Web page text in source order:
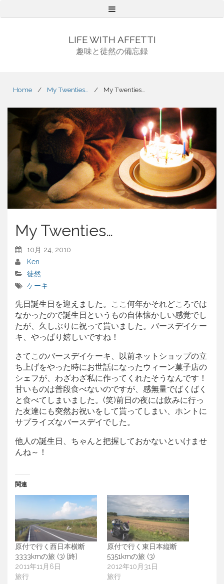
Menu
LIFE WITH AFFETTI
趣味と徒然の備忘録
Home / My Twenties… / My Twenties…
My Twenties…
10月 24, 2010
Ken
徒然
ケーキ
先日誕生日を迎えました。ここ何年かそれどころでは
なかったので誕生日というもの自体懐かしい感覚でし
たが、久しぶりに祝って貰いました。バースデイケー
キ、やっぱり嬉しいですね！
さてこのバースデイケーキ、以前ネットショップの立
ち上げをやった時にお世話になったウィーン菓子店の
シェフが、わざわざ私に作ってくれたそうなんです！
甘いものは普段食べないのですが、感無量でばくばく
と食べてしまいました。(笑)前日の夜には飲みに行っ
た友達にも突然お祝いをして貰ってしまい、ホントに
サプライズなバースデイでした。
他人の誕生日、ちゃんと把握しておかないといけませ
んね～！
関連
原付で行く西日本横断
3333kmの旅 (3) [終]
2011年11月6日
旅行
原付で行く東日本縦断
5351kmの旅 (3)
2012年10月31日
旅行